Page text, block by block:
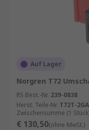
Auf Lager
Norgren T72
RS Best.-Nr. 239-0838
Herst. Teile-Nr. T72T-
Zwischensumme (1
€ 130,50(ohne MwSt.)